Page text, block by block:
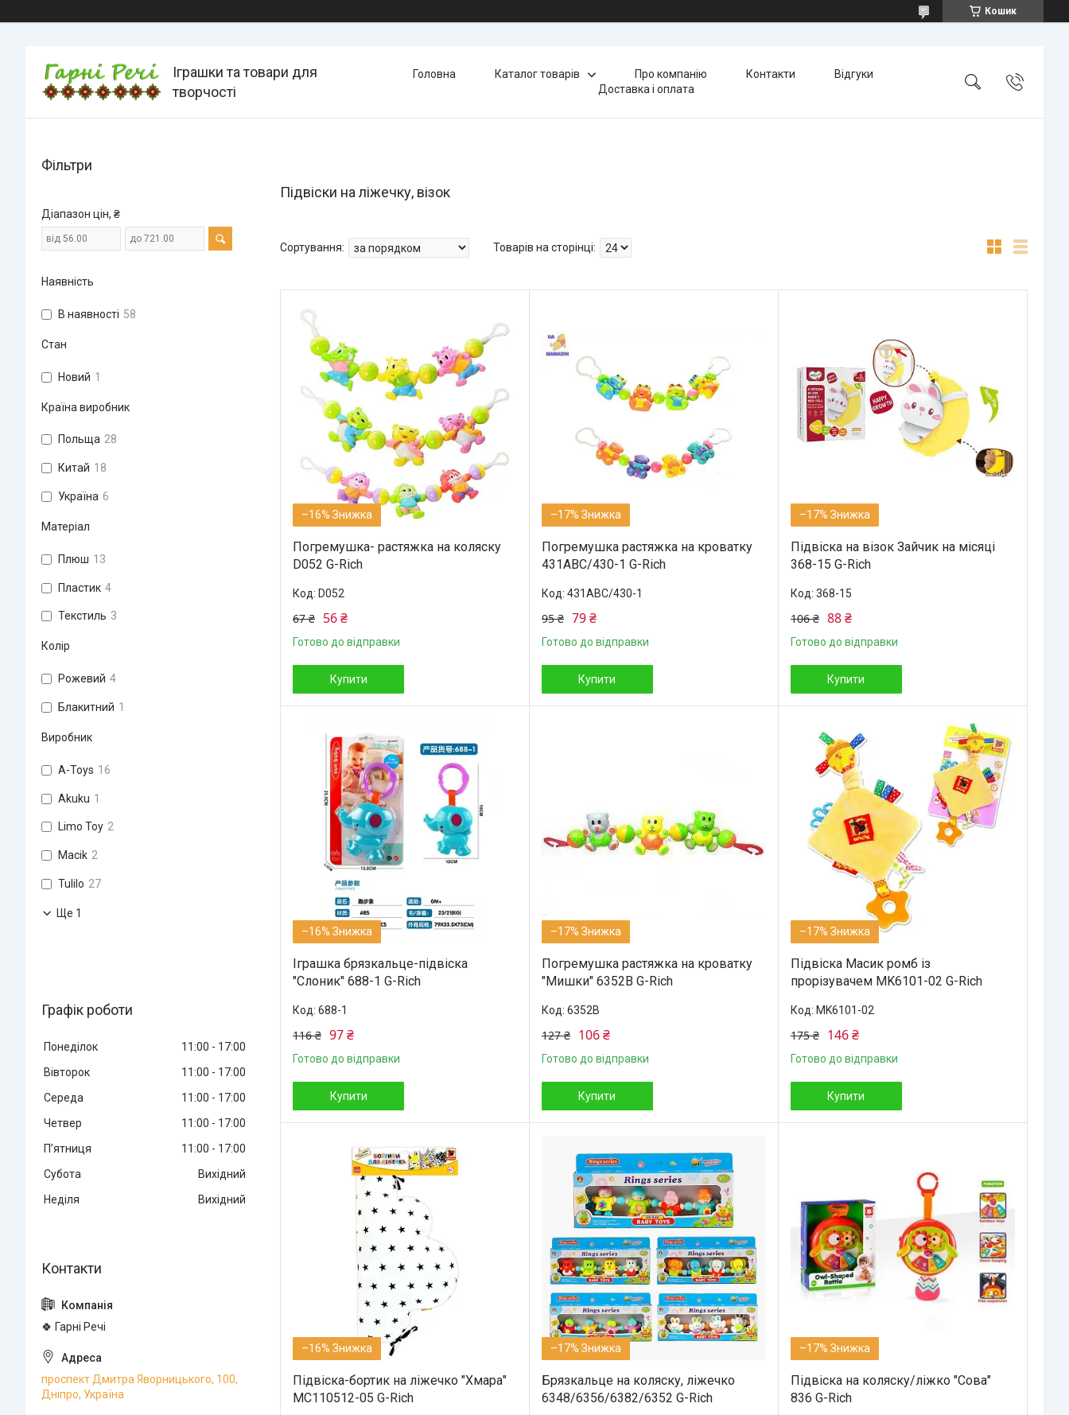
Кошик
Іграшки та товари для
творчості
Головна Каталог товарів Про компанію Контакти
Відгуки
Доставка і оплата
Підвіски на ліжечку, візок
–16%
Погремушка- растяжка на коляску
D052 G-Rich
D052
67 ₴ 56 ₴
Готово до відправки
Купити
–17%
Погремушка растяжка на кроватку
431ABC/430-1 G-Rich
431ABC/430-1
95 ₴ 79 ₴
Готово до відправки
Купити
–17%
Підвіска на візок Зайчик на місяці
368-15 G-Rich
368-15
106 ₴ 88 ₴
Готово до відправки
Купити
–16%
Іграшка брязкальце-підвіска
"Слоник" 688-1 G-Rich
688-1
116 ₴ 97 ₴
Готово до відправки
Купити
–17%
Погремушка растяжка на кроватку
"Мишки" 6352B G-Rich
6352B
127 ₴ 106 ₴
Готово до відправки
Купити
–17%
Підвіска Масик ромб із
прорізувачем MK6101-02 G-Rich
MK6101-02
175 ₴ 146 ₴
Готово до відправки
Купити
–16%
Підвіска-бортик на ліжечко "Хмара"
MC110512-05 G-Rich
–17%
Брязкальце на коляску, ліжечко
6348/6356/6382/6352 G-Rich
–17%
Підвіска на коляску/ліжко "Сова"
836 G-Rich
Фільтри
Діапазон цін, ₴
Наявність
В наявності 58
Стан
Новий 1
Країна виробник
Польща 28
Китай 18
Україна 6
Матеріал
Плюш 13
Пластик 4
Текстиль 3
Колір
Рожевий 4
Блакитний 1
Виробник
A-Toys 16
Akuku 1
Limo Toy 2
Macik 2
Tulilo 27
Ще 1
Графік роботи
Понеділок 11:00
17:00
Вівторок
11:00
17:00
Середа
11:00
17:00
Четвер
11:00
17:00
Пʼятниця
11:00
17:00
Субота
Вихідний
Неділя
Вихідний
🍀 Гарні Речі
проспект Дмитра Яворницького, 100,
Дніпро, Україна